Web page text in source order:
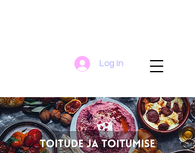
Log In